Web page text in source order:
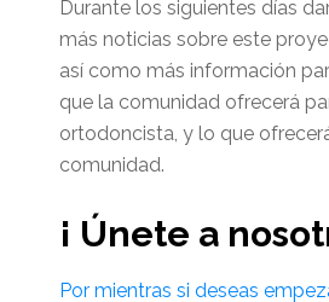
Durante los siguientes días
más noticias sobre este
así como más información
que la comunidad ofrecerá
ortodoncista, y lo que
comunidad.
¡ Únete a
Por mientras si deseas